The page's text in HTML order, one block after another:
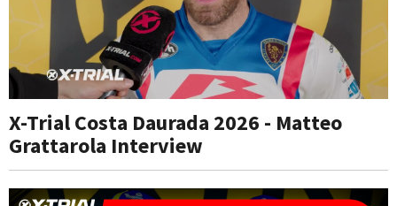
X-Trial Costa Daurada 2026 - Matteo
Grattarola Interview